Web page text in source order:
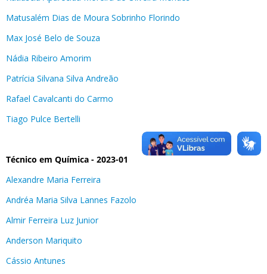
Matusalém Dias de Moura Sobrinho Florindo
Max José Belo de Souza
Nádia Ribeiro Amorim
Patrícia Silvana Silva Andreão
Rafael Cavalcanti do Carmo
Tiago Pulce Bertelli
Técnico em Química - 2023-01
Alexandre Maria Ferreira
Andréa Maria Silva Lannes Fazolo
Almir Ferreira Luz Junior
Anderson Mariquito
Cássio Antunes